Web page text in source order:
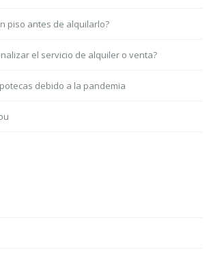
piso antes de alquilarlo?
el servicio de alquiler o venta?
debido a la pandemia